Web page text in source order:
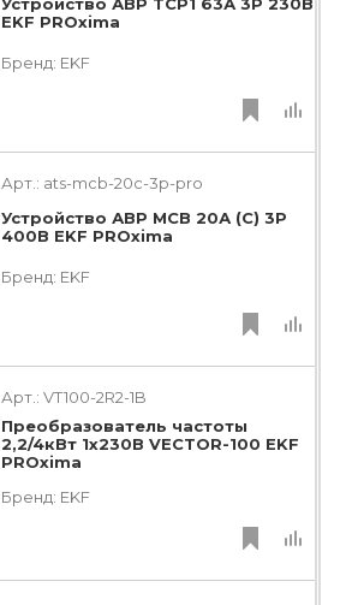
Устройство АВР ТСР1 63А 3Р 230В
EKF PROxima
Бренд: EKF
Арт.: ats-mcb-20c-3p-pro
Устройство АВР МCB 20А (C) 3Р
400В EKF PROxima
Бренд: EKF
Арт.: VT100-2R2-1B
Преобразователь частоты
2,2/4кВт 1х230В VECTOR-100 EKF
PROxima
Бренд: EKF